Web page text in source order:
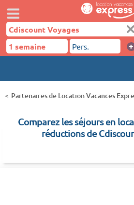
+
Partenaires de Location Vacances
Comparez les séjours en
réductions de